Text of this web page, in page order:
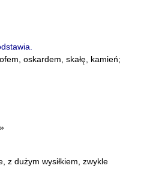
oskardem, skałę, kamień;
z dużym wysiłkiem, zwykle